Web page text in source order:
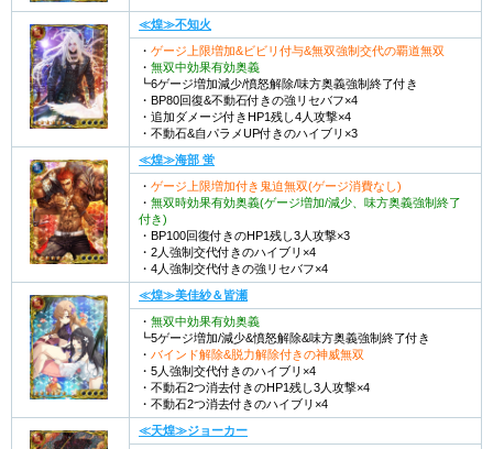
≪煌≫不知火
・ ゲージ上限増加&ビビリ付与&無双強制交代の覇道無双
・ 無双中効果有効奥義
┗6ゲージ増加減少/憤怒解除/味方奥義強制終了付き
・BP80回復&不動石付きの強リセバフ×4
・追加ダメージ付きHP1残し4人攻撃×4
・不動石&自パラメUP付きのハイブリ×3
≪煌≫海部 蛍
・ ゲージ上限増加付き鬼迫無双(ゲージ消費なし)
・ 無双時効果有効奥義(ゲージ増加/減少、味方奥義強制終了
付き)
・BP100回復付きのHP1残し3人攻撃×3
・2人強制交代付きのハイブリ×4
・4人強制交代付きの強リセバフ×4
≪煌≫美佳紗＆皆瀬
・ 無双中効果有効奥義
┗5ゲージ増加/減少&憤怒解除&味方奥義強制終了付き
・ バインド解除&脱力解除付きの神威無双
・5人強制交代付きのハイブリ×4
・不動石2つ消去付きのHP1残し3人攻撃×4
・不動石2つ消去付きのハイブリ×4
≪天煌≫ジョーカー